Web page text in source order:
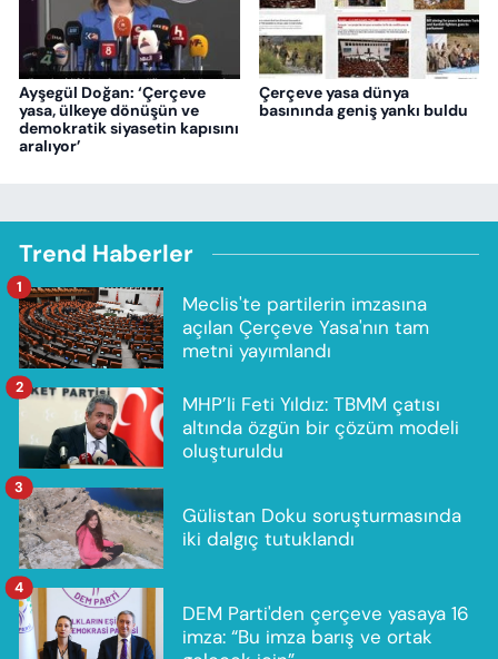
Ayşegül Doğan: ‘Çerçeve
yasa, ülkeye dönüşün ve
demokratik siyasetin kapısını
aralıyor’
Çerçeve yasa dünya
basınında geniş yankı buldu
Trend Haberler
Meclis'te partilerin imzasına
açılan Çerçeve Yasa'nın tam
metni yayımlandı
1
MHP’li Feti Yıldız: TBMM çatısı
altında özgün bir çözüm modeli
oluşturuldu
2
Gülistan Doku soruşturmasında
iki dalgıç tutuklandı
3
DEM Parti'den çerçeve yasaya 16
imza: “Bu imza barış ve ortak
4